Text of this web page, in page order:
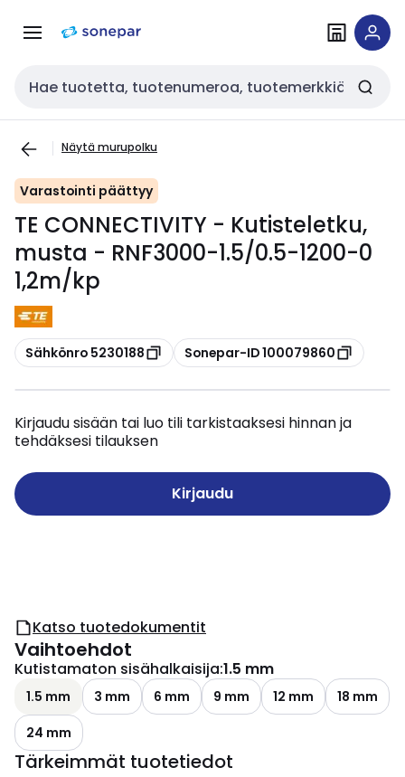
navigointiinsisältöön
Haku
Näytä murupolku
Varastointi päättyy
TE CONNECTIVITY - Kutisteletku,
musta - RNF3000-1.5/0.5-1200-0
1,2m/kp
Kopioi
Sähkönro 5230188 Kopioi
Sonepar-ID 100079860
Kirjaudu sisään tai luo tili tarkistaaksesi hinnan ja
tehdäksesi tilauksen
Kirjaudu
Katso tuotedokumentit
Vaihtoehdot
Kutistamaton sisähalkaisija:1.5 mm
1.5 mm 3 mm 6 mm 9 mm 12 mm
18 mm
24 mm
Tärkeimmät tuotetiedot